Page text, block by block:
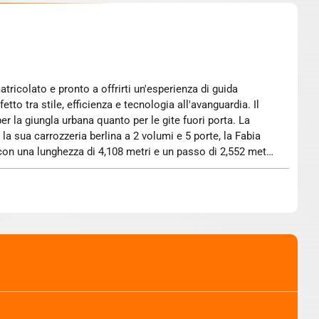
tra stile, efficienza e tecnologia all'avanguardia. Il
la giungla urbana quanto per le gite fuori porta. La
sua carrozzeria berlina a 2 volumi e 5 porte, la Fabia
una lunghezza di 4,108 metri e un passo di 2,552 metri,
di 380 dm³, espandibile fino a 1190 dm³ con i sedili
ricca e ben equipaggiata, pensata per chi desidera il
Selection è la dimostrazione che non è necessario
conquistare dalla sua personalità dinamica e dal
vettura è sinonimo di praticità quotidiana e di
di vita. Siamo a tua disposizione per fornirti ogni